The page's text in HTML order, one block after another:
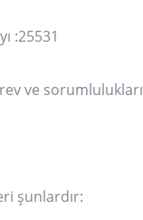
:25531
ve sorumlulukları
şunlardır: